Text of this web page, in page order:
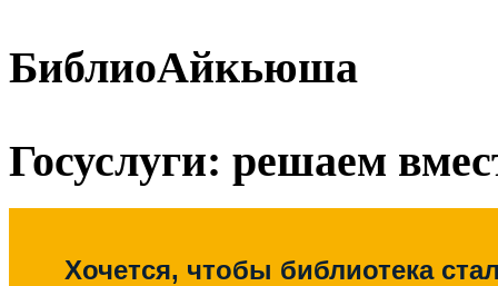
БиблиоАйкьюша
Госуслуги: решаем
Хочется, чтобы библиотека